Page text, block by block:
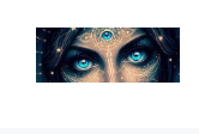
contenu